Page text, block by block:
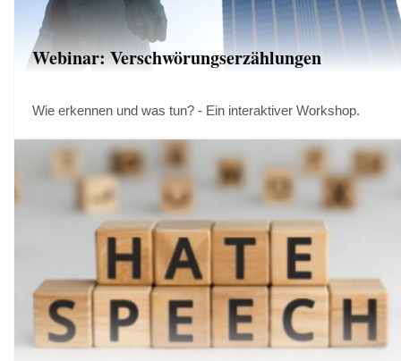
Webinar: Verschwörungserzählungen
Wie erkennen und was tun? - Ein interaktiver Workshop.